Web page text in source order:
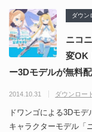
ダウン
ニコ
変OK
ー3Dモデルが無料
2014.10.31 ダウンロー
ドワンゴによる3Dモ
キャラクターモデル「